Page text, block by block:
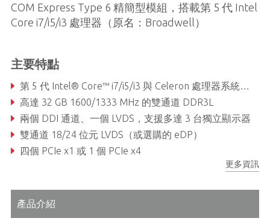
COM Express Type 6 精簡型模組，搭載第 5 代 Intel
Core i7/i5/i3 處理器（原名：Broadwell）
主要特點
第 5 代 Intel® Core™ i7/i5/i3 與 Celeron 處理器系統單晶片
高達 32 GB 1600/1333 MHz 的雙通道 DDR3L
兩個 DDI 通道、一個 LVDS，支援多達 3 台獨立顯示器
雙通道 18/24 位元 LVDS（或選購的 eDP）
四個 PCIe x1 或 1 個 PCIe x4
GbE、四個 SATA 6 Gb/s、兩個 USB 3.0、六個 USB 2.0更多資訊
產品介紹